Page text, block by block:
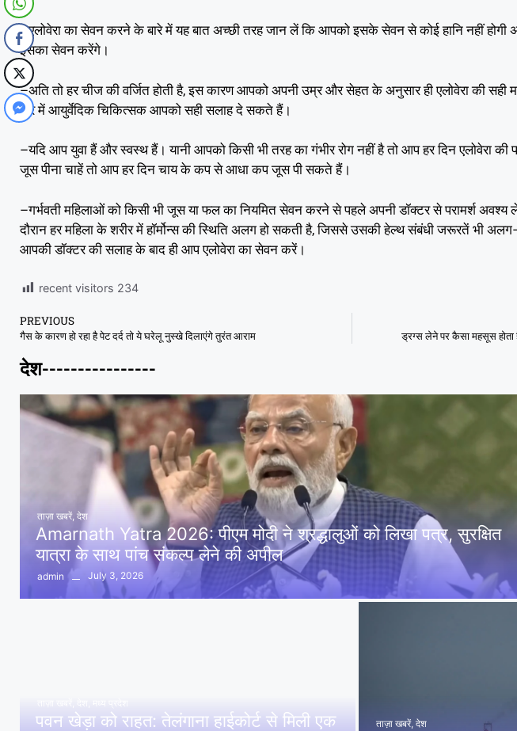
–एलोवेरा का सेवन करने के बारे में यह बात अच्छी तरह जान लें कि आपको इसके सेवन से कोई हानि नहीं होगी
इसका सेवन करेंगे।
–अति तो हर चीज की वर्जित होती है,इस कारण आपको अपनी उम्र और सेहत के अनुसार ही एलोवेरा की सही
बारे में आयुर्वेदिक चिकित्सक आपको सही सलाह दे सकते हैं।
–यदि आप युवा हैं और स्वस्थ हैं। यानी आपको किसी भी तरह का गंभीर रोग नहीं है तो आप हर दिन एलोवेरा की
जूस पीना चाहें तो आप हर दिन चाय के कप से आधा कप जूस पी सकते हैं।
–गर्भवती महिलाओं को किसी भी जूस या फल का नियमित सेवन करने से पहले अपनी डॉक्टर से परामर्श अवश्य
दौरान हर महिला के शरीर में हॉर्मोन्स की स्थिति अलग हो सकती है,जिससे उसकी हेल्थ संबंधी जरूरतें भी अलग
आपकी डॉक्टर की सलाह के बाद ही आप एलोवेरा का सेवन करें।
recent visitors 234
PREVIOUS
गैस के कारण हो रहा है पेट दर्द तो ये घरेलू नुस्खे दिलाएंगे तुरंत आराम
ड्रग्स लेने पर कैसा महसूस होता
देश----------------
ताज़ा खबरें, देश
Amarnath Yatra 2026: पीएम मोदी ने श्रद्धालुओं को लिखा पत्र, सुरक्षित
यात्रा के साथ पांच संकल्प लेने की अपील
admin July 3, 2026
पवन खेड़ा को राहत: तेलंगाना हाईकोर्ट से मिली एक
ताज़ा खबरें, देश